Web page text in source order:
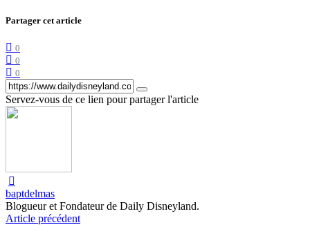
Partager cet article
0
0
0
Servez-vous de ce lien pour partager l'article
baptdelmas
Blogueur et Fondateur de Daily Disneyland.
Article précédent